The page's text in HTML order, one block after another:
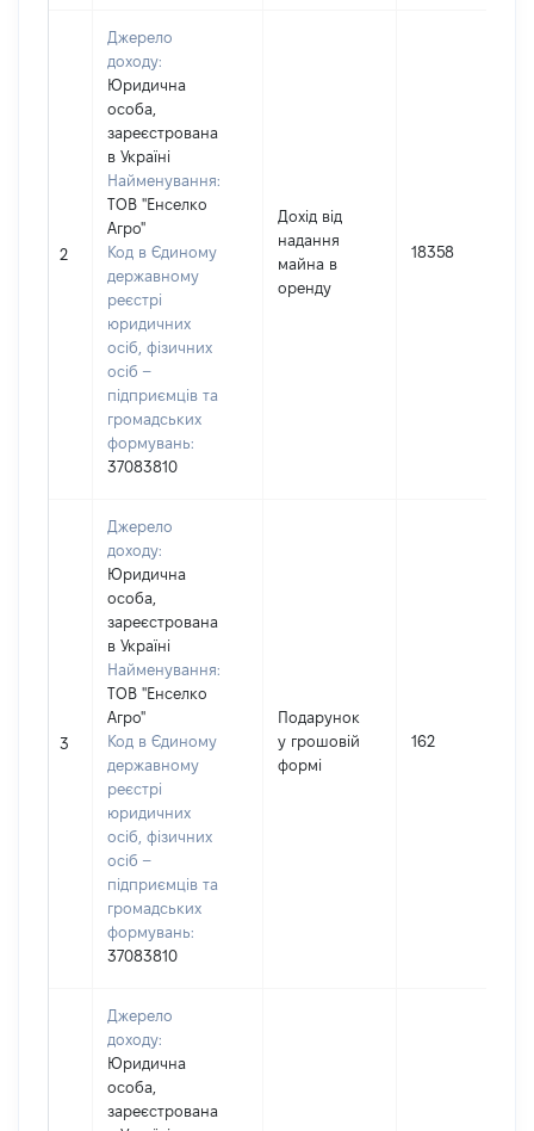
2
Джерело
доходу:
Юридична
особа,
зареєстрована
в Україні
Найменування:
ТОВ "Енселко
Агро"
Код в Єдиному
державному
реєстрі
юридичних
осіб, фізичних
осіб –
підприємців та
громадських
формувань:
37083810
Дохід від
надання
майна в
оренду
18358
3
Джерело
доходу:
Юридична
особа,
зареєстрована
в Україні
Найменування:
ТОВ "Енселко
Агро"
Код в Єдиному
державному
реєстрі
юридичних
осіб, фізичних
осіб –
підприємців та
громадських
формувань:
37083810
Подарунок
у грошовій
формі
162
Джерело
доходу:
Юридична
особа,
зареєстрована